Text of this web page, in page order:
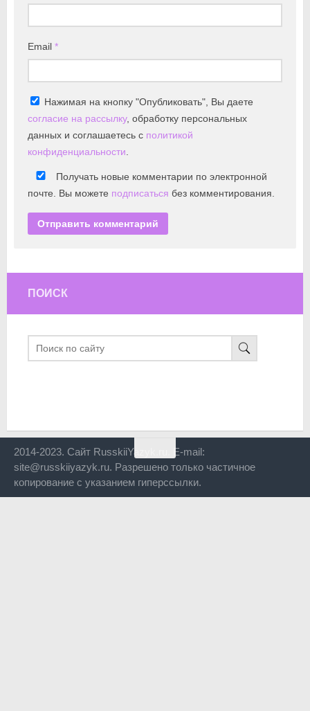
Email *
Нажимая на кнопку "Опубликовать", Вы даете
согласие на рассылку, обработку персональных
данных и соглашаетесь с политикой
конфиденциальности
Получать новые комментарии по электронной
почте. Вы можете подписаться без комментирования.
ПОИСК
2014-2023. Сайт RusskiiYazyk.ru. E-mail:
site@russkiiyazyk.ru. Разрешено только частичное
копирование с указанием гиперссылки.